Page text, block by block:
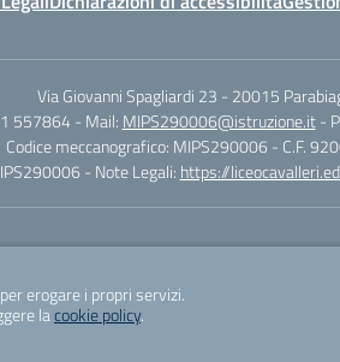
Via Giovanni Spagliardi 23 - 20015
557864 - Mail: MIPS290006@istruzione.it -
Codice meccanografico: MIPS290006 - C.F.
- Note Legali: https://
erogare i propri servizi.
lacookie policy.